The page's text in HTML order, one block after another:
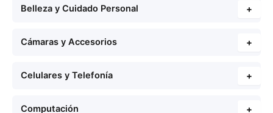
Belleza y Cuidado Personal +
Cámaras y Accesorios +
Celulares y Telefonía +
Computación +